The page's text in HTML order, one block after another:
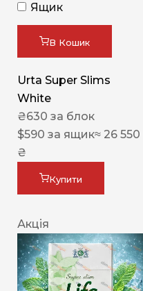
Ящик
В Кошик
Urta Super Slims
White
₴630 за блок
$590 за ящик≈ 26 550
₴
Купити
Акція